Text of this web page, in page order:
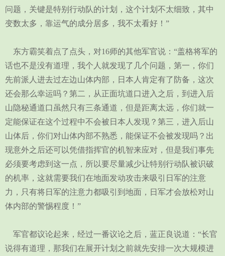
问题，关键是特别行动队的计划，这个计划不太细致，其中
变数太多，靠运气的成分居多，我不太看好！”
东方霸笑着点了点头，对16师的其他军官说：“盖格将军的
话也不是没有道理，我个人就发现了几个问题，第一，你们
先前派人进去过左边山体内部，日本人肯定有了防备，这次
还会那么幸运吗？第二，从正面坑道口进入之后，到进入后
山隐秘通道口虽然只有三条通道，但是距离太远，你们就一
定能保证在这个过程中不会被日本人发现？第三，进入后山
山体后，你们对山体内部不熟悉，能保证不会被发现吗？出
现意外之后还可以凭借指挥官的机智来应对，但是我们事先
必须要考虑到这一点，所以要尽量减少让特别行动队被识破
的机率，这就需要我们在地面发动攻击来吸引日军的注意
力，只有将日军的注意力都吸引到地面，日军才会放松对山
体内部的警惕程度！”
军官都议论起来，经过一番议论之后，蓝正良说道：“长官
说得有道理，那我们在展开计划之前就先安排一次大规模进